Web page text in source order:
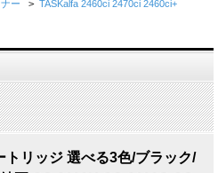
ー > TASKalfa 2460ci 2470ci 2460ci+
リッジ 選べる3色/ブラック/